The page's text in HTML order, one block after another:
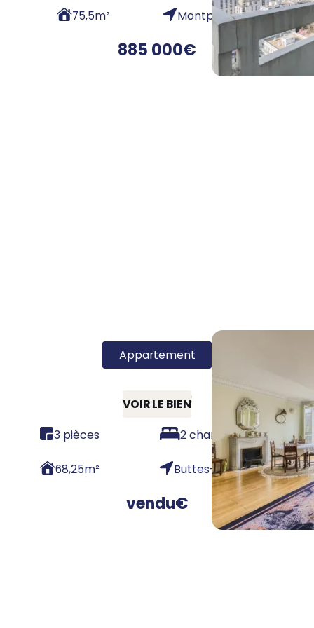
75,5m² Montparnasse
885 000€
Appartement
75019 - T3
3 pièces 2 chambres
68,25m² Buttes-Chaumont
vendu€
VOIR LE BIEN